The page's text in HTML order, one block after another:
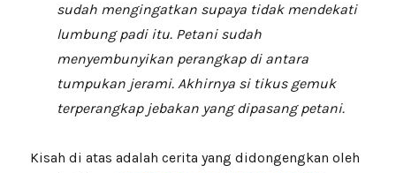
sudah mengingatkan supaya tidak mendekati
lumbung padi itu. Petani sudah
menyembunyikan perangkap di antara
tumpukan jerami. Akhirnya si tikus gemuk
terperangkap jebakan yang dipasang petani.
Kisah di atas adalah cerita yang didongengkan oleh